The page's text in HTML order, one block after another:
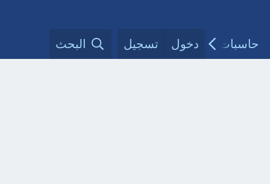
حاسبات طبية مقالات الأطباءدخول تسجيل البحث